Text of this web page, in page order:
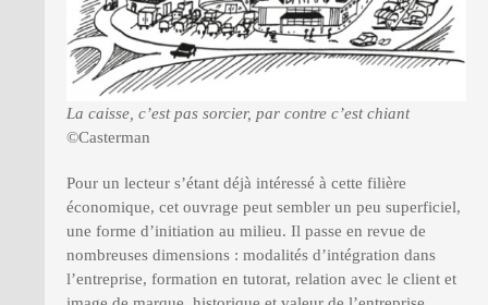
La caisse, c’est pas sorcier, par contre c’est chiant
©Casterman
Pour un lecteur s’étant déjà intéressé à cette filière
économique, cet ouvrage peut sembler un peu superficiel,
une forme d’initiation au milieu. Il passe en revue de
nombreuses dimensions : modalités d’intégration dans
l’entreprise, formation en tutorat, relation avec le client et